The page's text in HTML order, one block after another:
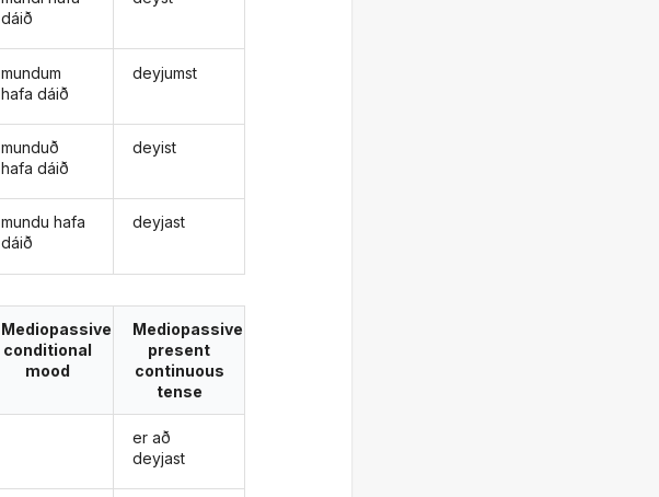
dáið
mundum
hafa dáið
munduð
hafa dáið
mundu hafa
dáið
deyjumst
deyist
deyjast
Mediopassive
conditional
mood
Mediopassive
present
continuous
tense
er að
deyjast